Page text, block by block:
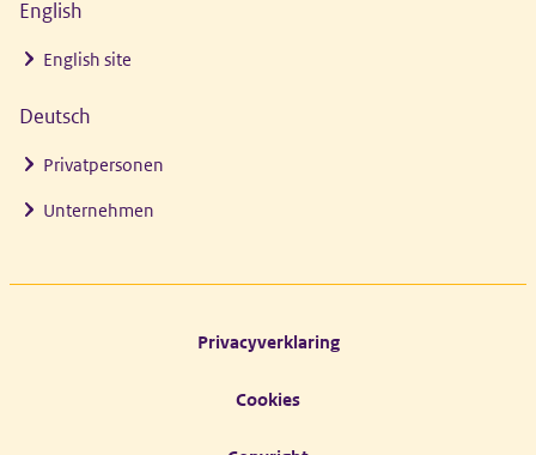
English
English site
Deutsch
Privatpersonen
Unternehmen
Privacyverklaring
Cookies